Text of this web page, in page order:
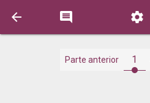
  
Parte anterior 1